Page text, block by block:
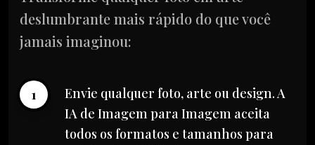
deslumbrante mais rápido do que você
jamais imaginou:
1
Envie qualquer foto, arte ou design. A
IA de Imagem para Imagem aceita
todos os formatos e tamanhos para